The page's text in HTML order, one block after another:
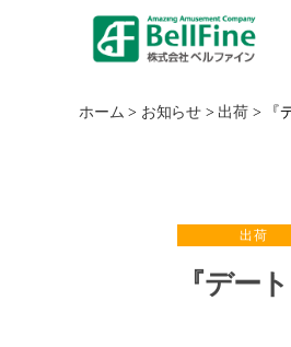
フ
ホーム > お知らせ> 出荷> 『
出荷
『デー